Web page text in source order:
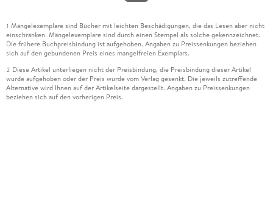
1 Mängelexemplare sind Bücher mit leichten Beschädigungen, die das Lesen aber nicht
einschränken. Mängelexemplare sind durch einen Stempel als solche gekennzeichnet.
Die frühere Buchpreisbindung ist aufgehoben. Angaben zu Preissenkungen beziehen
sich auf den gebundenen Preis eines mangelfreien Exemplars.
2 Diese Artikel unterliegen nicht der Preisbindung, die Preisbindung dieser Artikel
wurde aufgehoben oder der Preis wurde vom Verlag gesenkt. Die jeweils zutreffende
Alternative wird Ihnen auf der Artikelseite dargestellt. Angaben zu Preissenkungen
beziehen sich auf den vorherigen Preis.